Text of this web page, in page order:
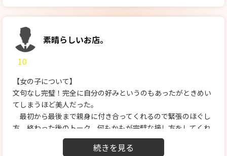
す！
ことりさんは、全身敏感でめっちゃ感度も良くて自分が責めて
いると良い声で鳴いてくれてイキっぷりも見事でした。まる
で、自分がAV男優にでもなったのかと思うくらいでした。
そして楽しい時間はあっという間に過ぎてしまい時間となりま
した。
次もことりさんに会いに行きたいと思います。
耳、背中、お尻、鼠径部と徐々にこちらを
骨抜きにしてきました。
暴発しないよう我慢するので精一杯でした。
それから向き合ってからもじわじわとこちらの感度を
あげてゆき、敗北させられるのは一瞬の出来事でした。
足腰立たなくされました。
今日も私の完全敗北となりました。
素晴らしいお店。
10
【女の子について】
文句なし完璧！完全に自分の好みというのもあったがときめい
てしまうほど美人だった。
最初から最後まで親身に付き合ってくれるので緊張のほぐし
方、終わった後のトーク、何もかもが完璧な接し方をしてくれ
たのでめちゃくちゃ良かった。